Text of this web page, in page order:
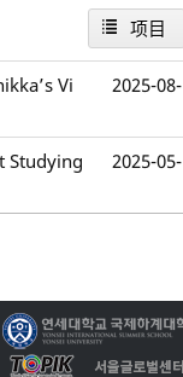
项目
Vi
2025-
Studying
2025-